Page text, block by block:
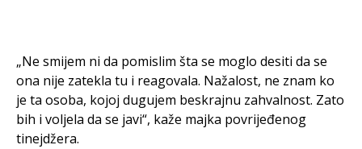
„Ne smijem ni da pomislim šta se moglo desiti da se
ona nije zatekla tu i reagovala. Nažalost, ne znam ko
je ta osoba, kojoj dugujem beskrajnu zahvalnost. Zato
bih i voljela da se javi“, kaže majka povrijeđenog
tinejdžera.